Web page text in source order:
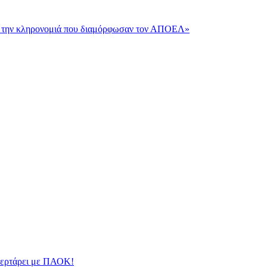
την κληρονομιά που διαμόρφωσαν τον ΑΠΟΕΛ»
με ΠΑΟΚ!